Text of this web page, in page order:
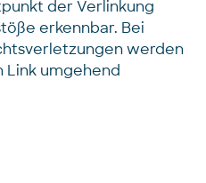
der Verlinkung
erkennbar. Bei
werden
umgehend